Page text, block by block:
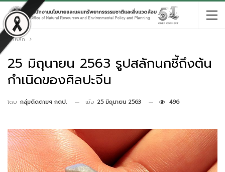
หน้าหลัก
25 มิถุนายน 2563 รูปสลักนกชี้ถึงต้น
กำเนิดของศิลปะจีน
โดย กลุ่มติดตามฯ กตป. เมื่อ 25 มิถุนายน 2563 496